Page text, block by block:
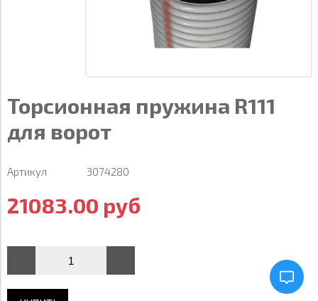
Торсионная пружина R111
для ворот
Артикул 3074280
21083.00 руб